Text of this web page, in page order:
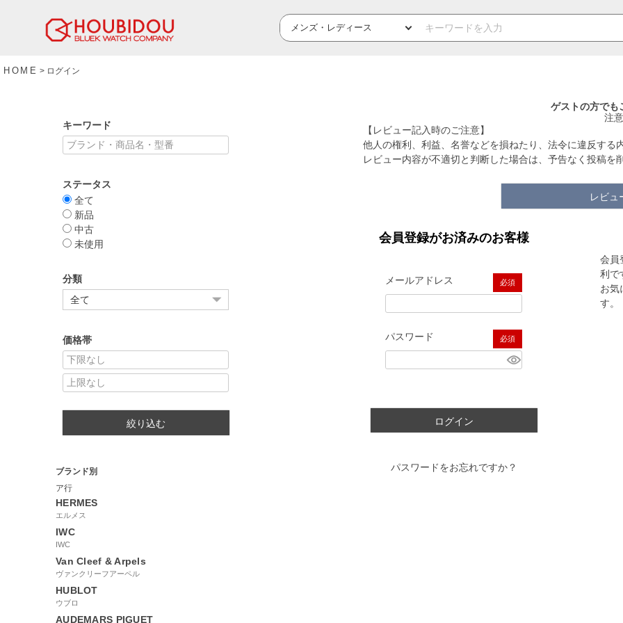
HOME ログイン
キーワード
ステータス
全て
新品
中古
未使用
分類
価格帯
絞り込む
ブランド別
ア行
HERMES
エルメス
IWC
IWC
Van Cleef & Arpels
ヴァンクリーフアーペル
HUBLOT
ウブロ
AUDEMARS PIGUET
ゲストの方でも
注
【レビュー記入時のご注意】
他人の権利、利益、名誉などを損ねたり、法令に違反す
レビュー内容が不適切と判断した場合は、予告なく投稿を
レビュ
会員登録がお済みのお客様
メールアドレス
(必須)
パスワード
(必須)
ログイン
パスワードをお忘れですか？
会員
利で
お気
す。